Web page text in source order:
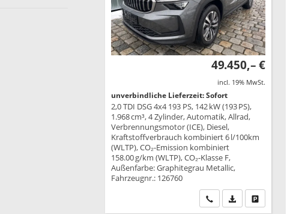
49.450,– €
incl. 19% MwSt.
unverbindliche Lieferzeit: Sofort
2,0 TDI DSG 4x4 193 PS, 142 kW (193 PS),
1.968 cm³, 4 Zylinder, Automatik, Allrad,
Verbrennungsmotor (ICE), Diesel,
Kraftstoffverbrauch kombiniert 6 l/100km
(WLTP), CO₂-Emission kombiniert
158.00 g/km (WLTP), CO₂-Klasse F,
Außenfarbe: Graphitegrau Metallic,
Fahrzeugnr.: 126760
Wir rufen Sie an
PDF-Datei,Drucken,